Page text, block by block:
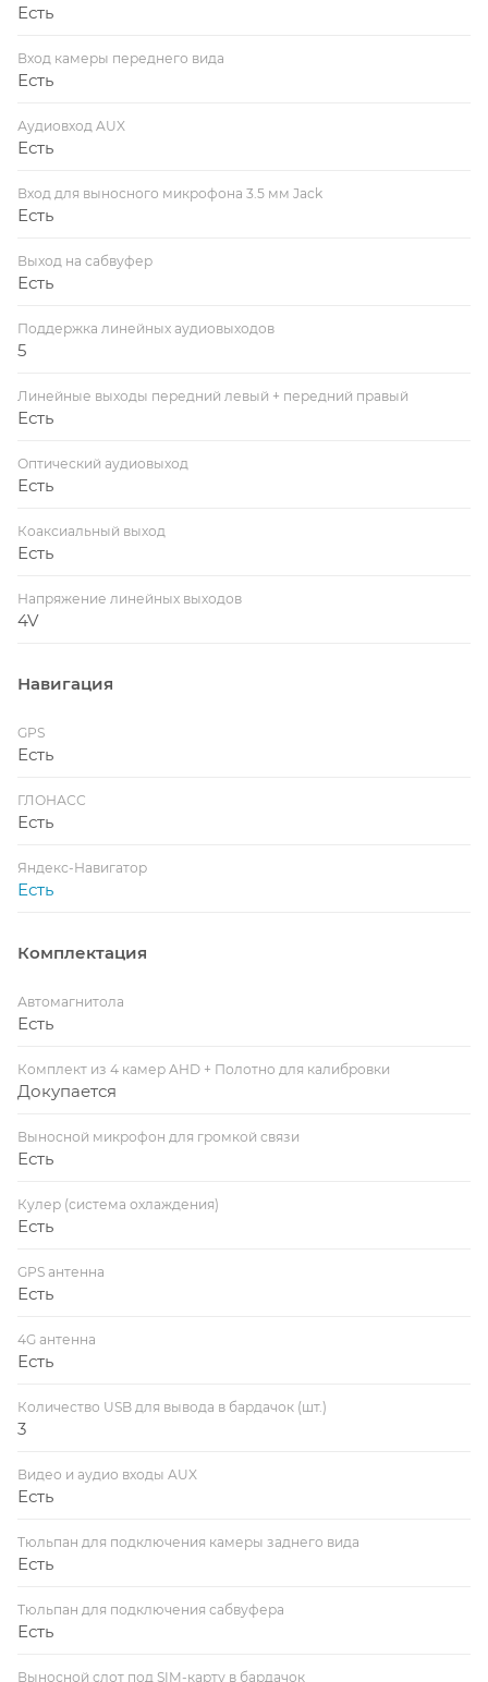
Есть
Вход камеры переднего вида
Есть
Аудиовход AUX
Есть
Вход для выносного микрофона 3.5 мм Jack
Есть
Выход на сабвуфер
Есть
Поддержка линейных аудиовыходов
5
Линейные выходы передний левый + передний правый
Есть
Оптический аудиовыход
Есть
Коаксиальный выход
Есть
Напряжение линейных выходов
4V
Навигация
GPS
Есть
ГЛОНАСС
Есть
Яндекс-Навигатор
Есть
Комплектация
Автомагнитола
Есть
Комплект из 4 камер AHD + Полотно для калибровки
Докупается
Выносной микрофон для громкой связи
Есть
Кулер (система охлаждения)
Есть
GPS антенна
Есть
4G антенна
Есть
Количество USB для вывода в бардачок (шт.)
3
Видео и аудио входы AUX
Есть
Тюльпан для подключения камеры заднего вида
Есть
Тюльпан для подключения сабвуфера
Есть
Выносной слот под SIM-карту в бардачок